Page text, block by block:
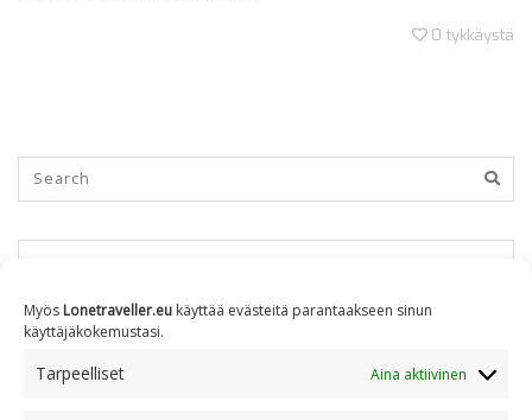
Myös Lonetraveller.eu käyttää evästeitä parantaakseen sinun
käyttäjäkokemustasi.
Tarpeelliset Aina aktiivinen
0 tykkäystä
Kuukausittain